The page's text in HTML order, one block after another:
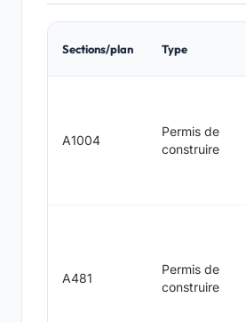
Sections/plan Type
A1004
Permis de
construire
A481
Permis de
construire